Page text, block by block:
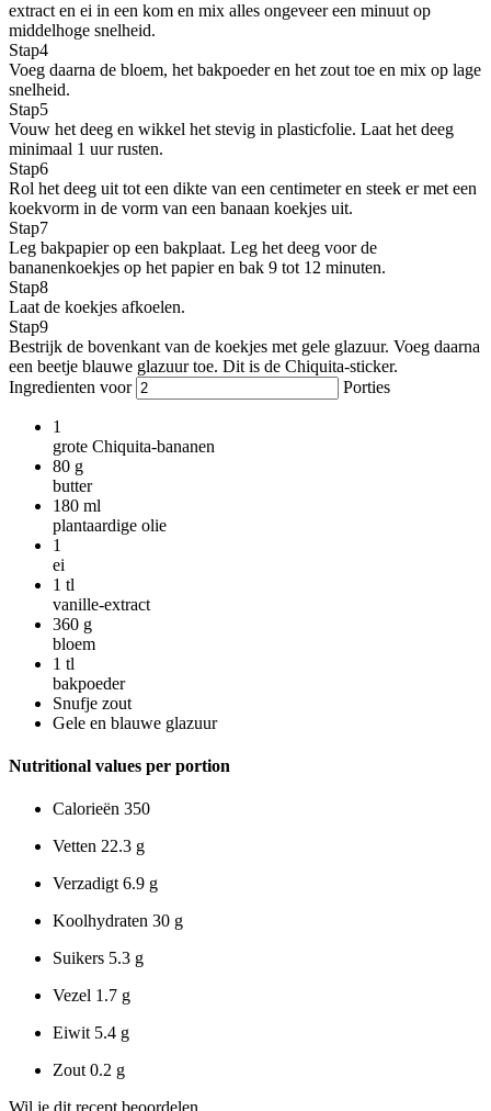
extract en ei in een kom en mix alles ongeveer een minuut op
middelhoge snelheid.
Stap4
Voeg daarna de bloem, het bakpoeder en het zout toe en mix op lage
snelheid.
Stap5
Vouw het deeg en wikkel het stevig in plasticfolie. Laat het deeg
minimaal 1 uur rusten.
Stap6
Rol het deeg uit tot een dikte van een centimeter en steek er met een
koekvorm in de vorm van een banaan koekjes uit.
Stap7
Leg bakpapier op een bakplaat. Leg het deeg voor de
bananenkoekjes op het papier en bak 9 tot 12 minuten.
Stap8
Laat de koekjes afkoelen.
Stap9
Bestrijk de bovenkant van de koekjes met gele glazuur. Voeg daarna
een beetje blauwe glazuur toe. Dit is de Chiquita-sticker.
Ingredienten voor
Porties
1
grote Chiquita-bananen
80 g
butter
180 ml
plantaardige olie
1
ei
1 tl
vanille-extract
360 g
bloem
1 tl
bakpoeder
Snufje zout
Gele en blauwe glazuur
Nutritional values per portion
Calorieën 350
Vetten 22.3 g
Verzadigt 6.9 g
Koolhydraten 30 g
Suikers 5.3 g
Vezel 1.7 g
Eiwit 5.4 g
Zout 0.2 g
Wil je dit recept beoordelen